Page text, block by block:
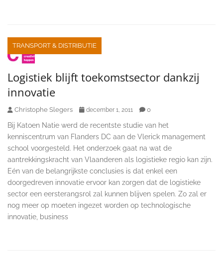
TRANSPORT & DISTRIBUTIE
Logistiek blijft toekomstsector dankzij
innovatie
Christophe Slegers december 1, 2011 0
Bij Katoen Natie werd de recentste studie van het
kenniscentrum van Flanders DC aan de Vlerick management
school voorgesteld. Het onderzoek gaat na wat de
aantrekkingskracht van Vlaanderen als logistieke regio kan zijn.
Eén van de belangrijkste conclusies is dat enkel een
doorgedreven innovatie ervoor kan zorgen dat de logistieke
sector een eersterangsrol zal kunnen blijven spelen. Zo zal er
nog meer op moeten ingezet worden op technologische
innovatie, business